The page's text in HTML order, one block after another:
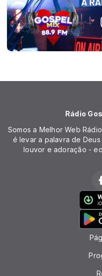
Rádio
Somos a Melhor Web
é levar a palavra de
louvor e adoração -